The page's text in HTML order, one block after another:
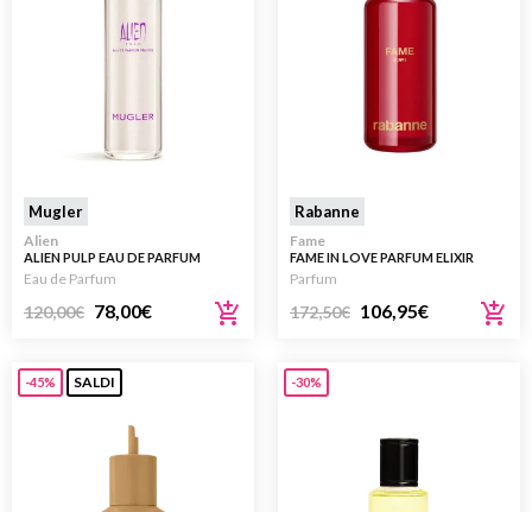
Mugler
Alien
ALIEN PULP EAU DE PARFUM
REFILL RICARICA 100ML
Eau de Parfum
120,00€ 78,00€
Rabanne
Fame
FAME IN LOVE PARFUM ELIXIR
REFILL 200ML
Parfum
172,50€ 106,95€
-45% SALDI -30%